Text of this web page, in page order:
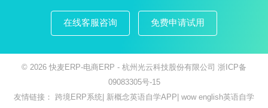
在线客服咨询 免费申请试用
© 2026 快麦ERP-电商ERP - 杭州光云科技股份有限公司 浙ICP备
09083305号-15
友情链接： 跨境ERP系统 新概念英语自学APP wow english英语自学